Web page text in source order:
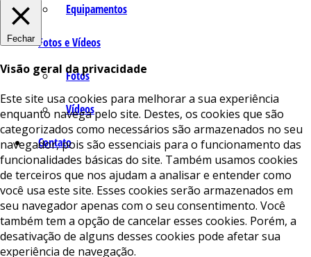
Equipamentos
Fotos e Vídeos
Fotos
Vídeos
Contato
Fechar
Visão geral da privacidade
Este site usa cookies para melhorar a sua experiência
enquanto navega pelo site. Destes, os cookies que são
categorizados como necessários são armazenados no seu
navegador, pois são essenciais para o funcionamento das
funcionalidades básicas do site. Também usamos cookies
de terceiros que nos ajudam a analisar e entender como
você usa este site. Esses cookies serão armazenados em
seu navegador apenas com o seu consentimento. Você
também tem a opção de cancelar esses cookies. Porém, a
desativação de alguns desses cookies pode afetar sua
experiência de navegação.